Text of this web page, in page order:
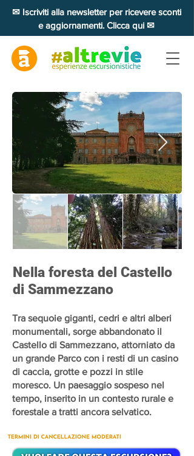
✉ Iscriviti alla newsletter per ricevere sconti
e aggiornamenti. Clicca qui ✉
Nella foresta del Castello
di Sammezzano
Tra sequoie giganti, cedri e altri alberi
monumentali, sorge abbandonato il
Castello di Sammezzano, attorniato da
un grande Parco con i resti di un casino
di caccia, grotte e pozzi in stile
moresco. Un paesaggio sospeso nel
tempo, inserito in un contesto rurale e
forestale a tratti ancora selvatico.